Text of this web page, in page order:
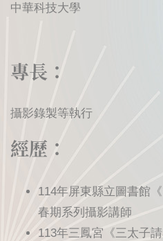
中華科技大學
專長：
攝影錄製等執行
經歷：
114年屏東縣立圖書館
春期系列攝影講師
113年三鳳宮《三太子